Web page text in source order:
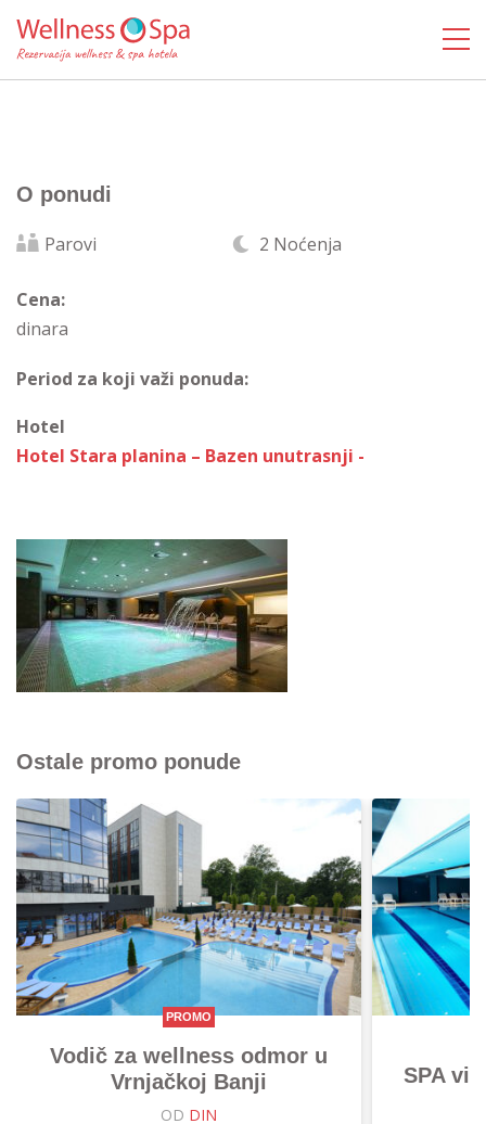
O ponudi
Parovi 2 Noćenja
Cena:
dinara
Period za koji važi ponuda:
Hotel
Hotel Stara planina – Bazen unutrasnji -
Ostale promo ponude
PROMO
Vodič za wellness odmor u
Vrnjačkoj Banji
OD DIN
SPA